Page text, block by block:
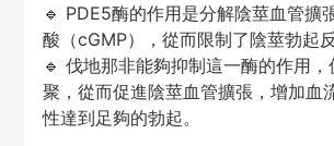
🔹 PDE5酶的作用是分解陰莖血管擴
酸（cGMP），從而限制了陰莖勃起反
🔹 伐地那非能夠抑制這一酶的作用，
聚，從而促進陰莖血管擴張，增加血
性達到足夠的勃起。